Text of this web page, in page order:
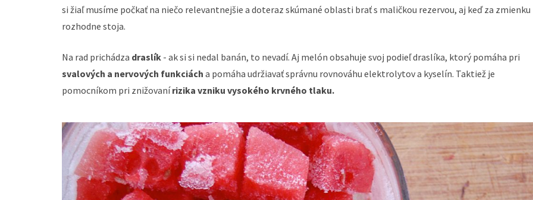
si žiaľ musíme počkať na niečo relevantnejšie a doteraz skúmané oblasti brať s maličkou rezervou, aj keď za zmienku
rozhodne stoja.
Na rad prichádza draslík - ak si si nedal banán, to nevadí. Aj melón obsahuje svoj podieľ draslíka, ktorý pomáha pri
svalových a nervových funkciách a pomáha udržiavať správnu rovnováhu elektrolytov a kyselín. Taktiež je
pomocníkom pri znižovanírizika vzniku vysokého krvného tlaku.